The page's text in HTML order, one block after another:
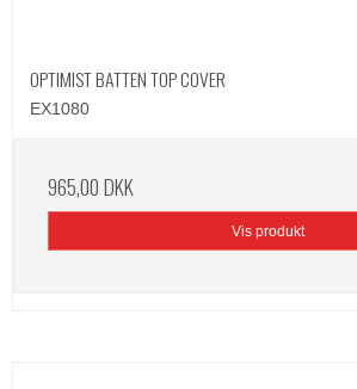
OPTIMIST BATTEN TOP COVER
EX1080
965,00 DKK
Vis produkt